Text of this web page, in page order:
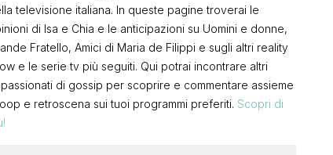
televisione italiana. In queste pagine troverai le
di Isa e Chia e le anticipazioni su Uomini e donne,
Fratello, Amici di Maria de Filippi e sugli altri reality
e le serie tv più seguiti. Qui potrai incontrare altri
di gossip per scoprire e commentare assieme
e retroscena sui tuoi programmi preferiti. Scopri di